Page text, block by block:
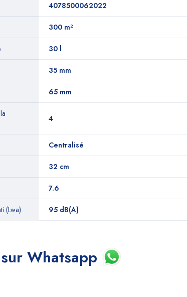
4078500062022
300 m²
30 l
35 mm
65 mm
‎4
Centralisé
32 cm
7.6
(Lwa) 95 dB(A)
Whatsapp